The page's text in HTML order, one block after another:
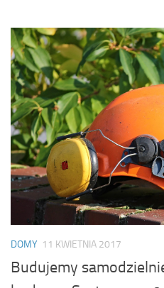
DOMY 11 KWIETNIA 2017
Budujemy